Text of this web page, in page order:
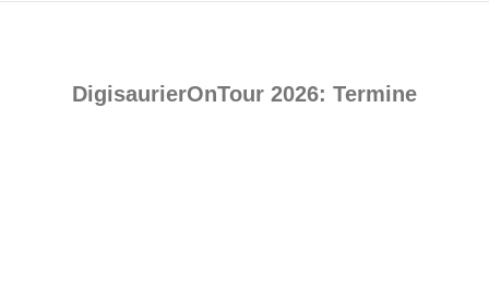
DigisaurierOnTour 2026: Termine